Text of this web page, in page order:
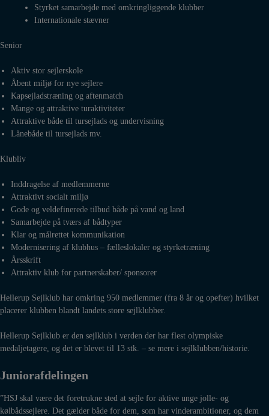
Styrket samarbejde med omkringliggende klubber
Internationale stævner
Senior
Aktiv stor sejlerskole
Åbent miljø for nye sejlere
Kapsejladstræning og aftenmatch
Mange og attraktive turaktiviteter
Attraktive både til tursejlads og undervisning
Lånebåde til tursejlads mv.
Klubliv
Inddragelse af medlemmerne
Attraktivt socialt miljø
Gode og veldefinerede tilbud både på vand og land
Samarbejde på tværs af bådtyper
Klar og målrettet kommunikation
Modernisering af klubhus – fælleslokaler og styrketræning
Årsskrift
Attraktiv klub for partnerskaber/ sponsorer
Hellerup Sejlklub har omkring 950 medlemmer (fra 8 år og opefter) hvilket
placerer klubben blandt landets store sejlklubber.
Hellerup Sejlklub er den sejlklub i verden der har flest olympiske
medaljetagere, og det er blevet til 13 stk. – se mere i sejlklubben/historie.
Juniorafdelingen
”HSJ skal være det foretrukne sted at sejle for aktive unge jolle- og
kølbådssejlere. Det gælder både for dem, som har vinderambitioner, og dem